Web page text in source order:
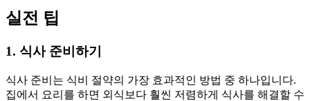
실전 팁
1. 식사 준비하기
식사 준비는 식비 절약의 가장 효과적인 방법 중 하나입니다.
집에서 요리를 하면 외식보다 훨씬 저렴하게 식사를 해결할 수